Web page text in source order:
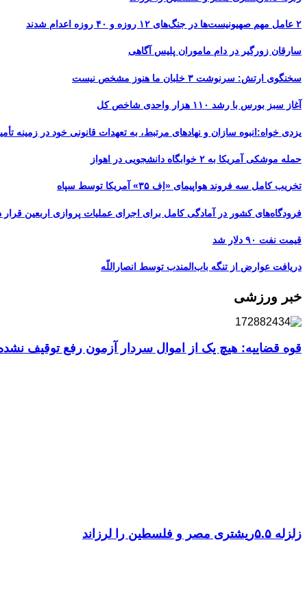
۲ عامل مهم صهیونیست‌ها در جنگ‌های ۱۲ روزه و ۴۰ روزه اعدام شدند
سارقان زورگیر در دام ماموران پلیس آگاهی
سخنگوی ارتش: سرنوشت ۳ خلبان ما هنوز مشخص نیست
آغاز سبز بورس با رشد ۱۱۰ هزار واحدی شاخص کل
یزدی خواه:انبوه سازان و نهادهای مرتبط، به تعهدات قانونی خود در زمینه
حمله موشکی آمریکا به ۲ خوابگاه دانشجویی در اهواز
تخریب کامل سه فروند هواپیمای «اِف ۳۵» آمریکا توسط سپاه
فرودگاه‌های کشور در آمادگی کامل برای اجرای عملیات پروازی اربعین قرار
قیمت نفت ۹۰ دلار شد
دریافت عوارض از تنگه باب‌المندب توسط انصاراللّه
خبر ورزشی
قوه قضاییه: هیچ یک از اموال سردار آزمون رفع توقیف
زلزله ۵.۵ریشتری مصر و فلسطین را لرزاند